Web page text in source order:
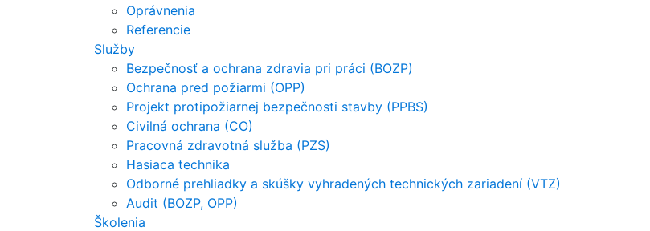
Oprávnenia
Referencie
Služby
Bezpečnosť a ochrana zdravia pri práci (BOZP)
Ochrana pred požiarmi (OPP)
Projekt protipožiarnej bezpečnosti stavby (PPBS)
Civilná ochrana (CO)
Pracovná zdravotná služba (PZS)
Hasiaca technika
Odborné prehliadky a skúšky vyhradených technických zariadení (VTZ)
Audit (BOZP, OPP)
Školenia